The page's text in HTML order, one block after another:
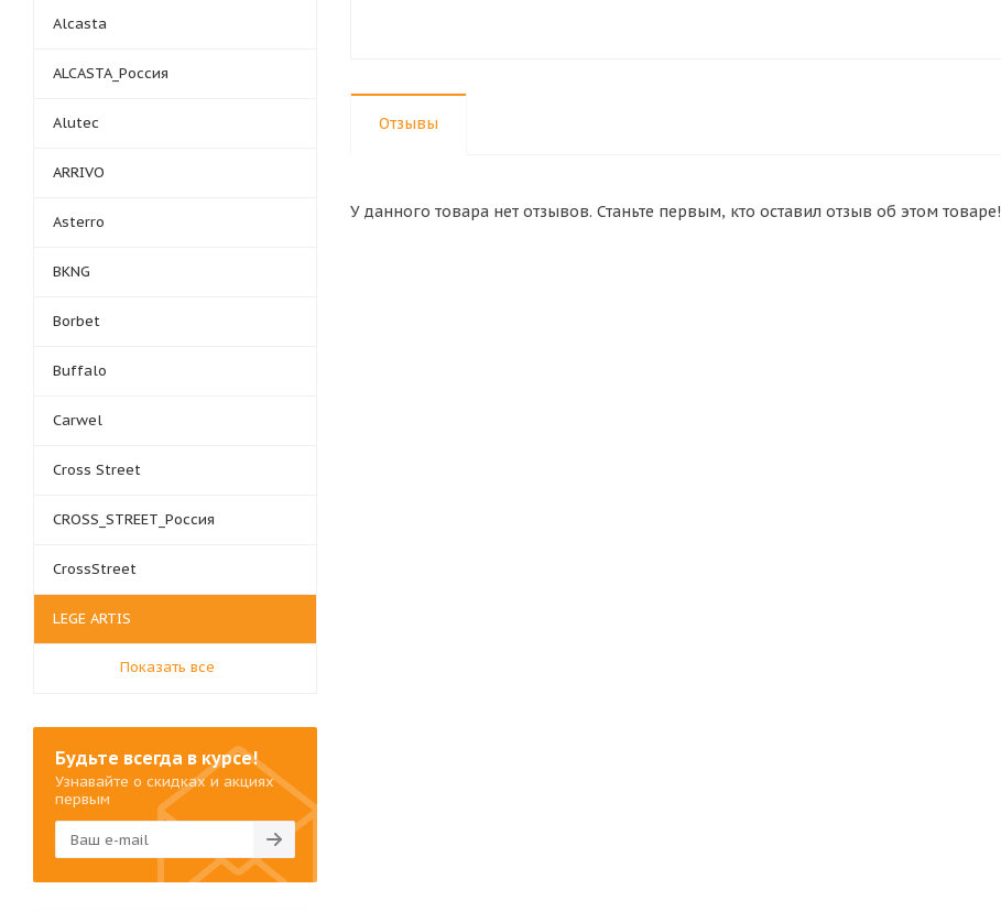
Отзывы
У данного товара нет отзывов. Станьте первым, кто оставил отзыв об этом товаре!
Alcasta
ALCASTA_Россия
Alutec
ARRIVO
Asterro
BKNG
Borbet
Buffalo
Carwel
Cross Street
CROSS_STREET_Россия
CrossStreet
LEGE ARTIS
Показать все
Будьте всегда в курсе!
Узнавайте о скидках и акциях
первым